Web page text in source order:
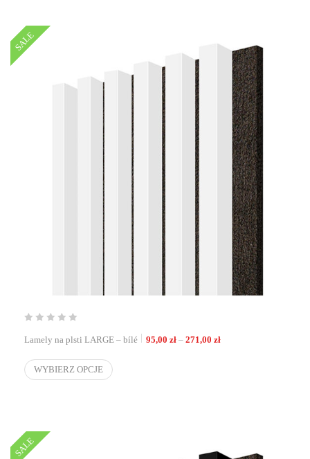
SALE
Lamely na plsti LARGE – bílé 95,00 zł – 271,00 złZakres cen: od 95,00 zł
WYBIERZ OPCJE
SALE